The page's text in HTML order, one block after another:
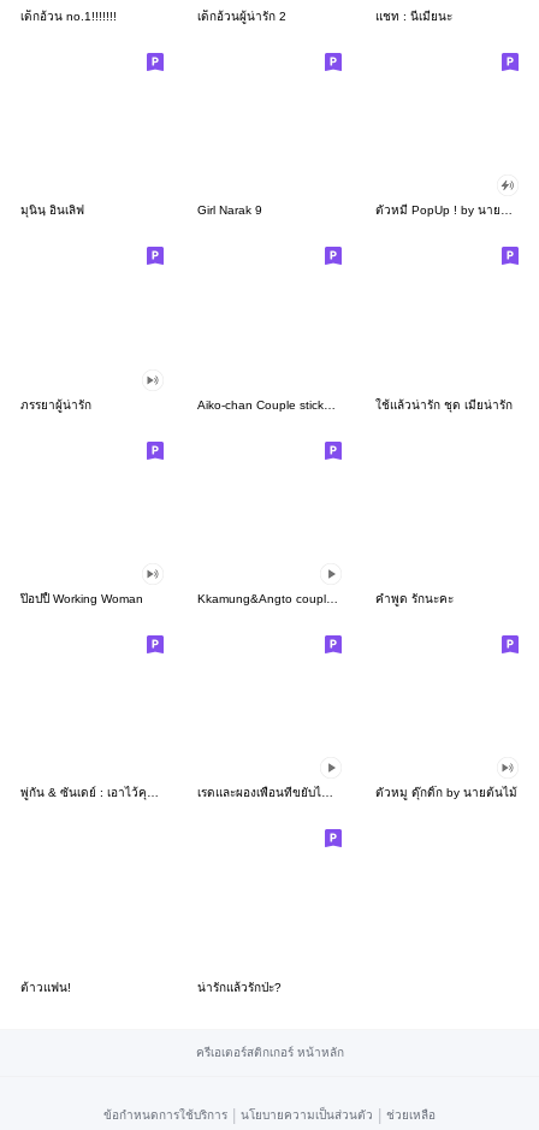
เด็กอ้วน no.1!!!!!!! เด็กอ้วนผู้น่ารัก 2 แชท : นี่เมียนะ
มุนินฺ อินเลิฟ Girl Narak 9 ตัวหมี PopUp ! by นายต้นไม้
ภรรยาผู้น่ารัก ใช้แล้วน่ารัก ชุด เมียน่ารัก
ป๊อปปี้ Working Woman คำพูด รักนะคะ
พู่กัน & ซันเดย์ : เอาไว้คุยกับแฟนจ้า เรดและผองเพื่อนที่ขยับได้ ภาค 2 ตัวหมู ดุ๊กดิ๊ก by นายต้นไม้
ต้าวแฟน! น่ารักแล้วรักป่ะ?
ครีเอเตอร์สติกเกอร์ หน้าหลัก
ข้อกำหนดการใช้บริการ | นโยบายความเป็นส่วนตัว | ช่วยเหลือ